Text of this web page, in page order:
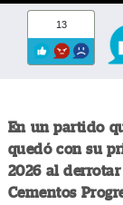
13
En un partido
quedó con su
2026 al
Cementos